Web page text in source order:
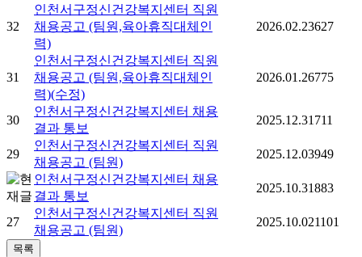
32
인천서구정신건강복지센터 직원
채용공고 (팀원,육아휴직대체인
력)
2026.02.23627
31
인천서구정신건강복지센터 직원
채용공고 (팀원,육아휴직대체인
력)(수정)
2026.01.26775
30
인천서구정신건강복지센터 채용
결과 통보
2025.12.31 711
29
인천서구정신건강복지센터 직원
채용공고 (팀원)
2025.12.03949
인천서구정신건강복지센터 채용
결과 통보
2025.10.31883
27
인천서구정신건강복지센터 직원
채용공고 (팀원)
2025.10.021101